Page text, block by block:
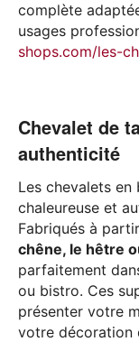
complète
usages
shops.com/les-
Chevalet de
authenticité
Les chevalets
chaleureuse et
Fabriqués à
chêne, le hêtre
parfaitement
ou bistro. Ces
présenter votre
votre décoration